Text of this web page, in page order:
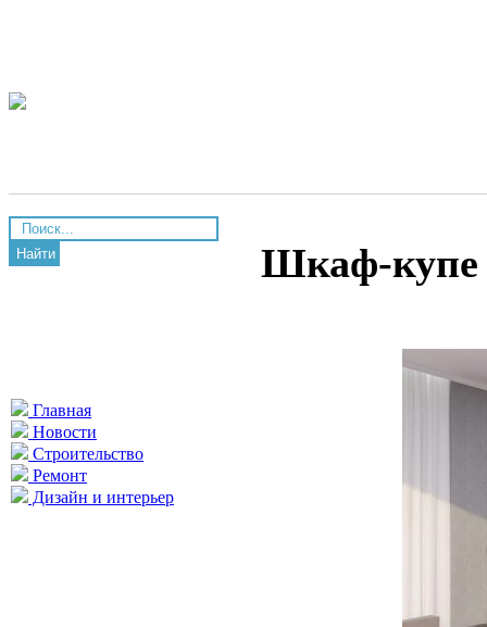
Найти
Главная
Новости
Строительство
Ремонт
Дизайн и интерьер
Шкаф-купе